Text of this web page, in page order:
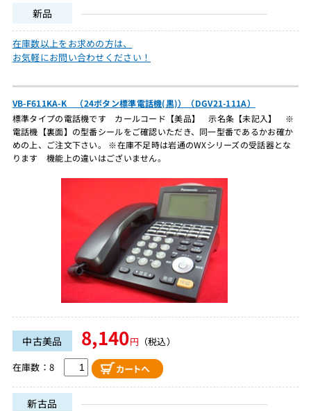
新品
在庫数以上をお求めの方は、
お気軽にお問い合わせください！
VB-F611KA-K （24ボタン標準電話機(黒)）（DGV21-111A）
標準タイプの電話機です カールコード【美品】 示名条【未記入】 ※
電話機【裏面】の型番シールをご確認いただき、同一型番であるかお確か
めの上、ご注文下さい。 ※在庫不足時は岩通のWXシリーズの受話器とな
ります 機能上の違いはございません。
中古美品 8,140円 （税込）
在庫数：8
新古品